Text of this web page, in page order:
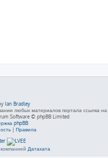
Ian Bradley
любых материалов портала ссылка на
Software © phpBB Limited
phpBB
| Правила
Датахата